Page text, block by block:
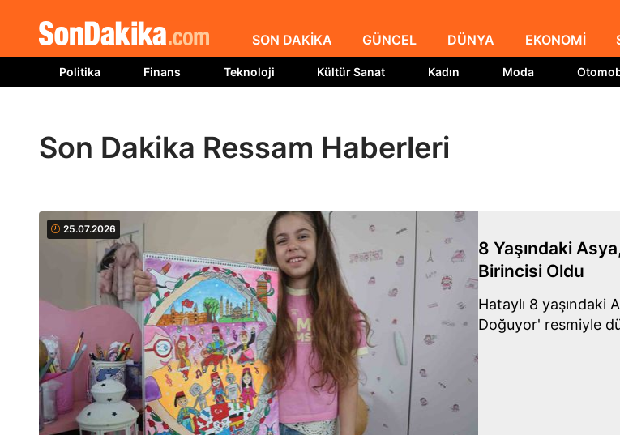
SON DAKİKA GÜNCEL DÜNYA EKONOMİ
Politika Finans Teknoloji Kültür Sanat Kadın Moda
Son Dakika Ressam Haberleri
25.07.2026
8 Yaşındaki
Birincisi Oldu
Hataylı 8 yaşındaki
Doğuyor' resmiyle